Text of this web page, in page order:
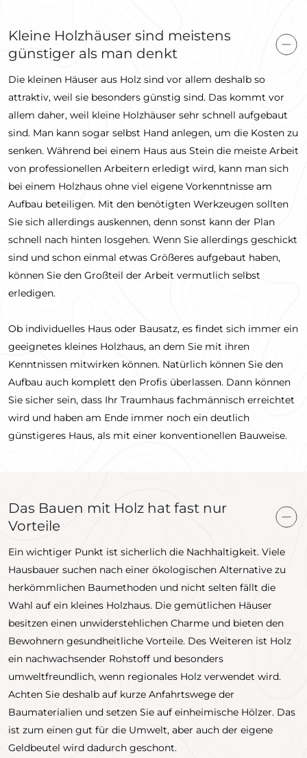
Kleine Holzhäuser sind meistens
günstiger als man denkt
Die kleinen Häuser aus Holz sind vor allem deshalb so
attraktiv, weil sie besonders günstig sind. Das kommt vor
allem daher, weil kleine Holzhäuser sehr schnell aufgebaut
sind. Man kann sogar selbst Hand anlegen, um die Kosten zu
senken. Während bei einem Haus aus Stein die meiste Arbeit
von professionellen Arbeitern erledigt wird, kann man sich
bei einem Holzhaus ohne viel eigene Vorkenntnisse am
Aufbau beteiligen. Mit den benötigten Werkzeugen sollten
Sie sich allerdings auskennen, denn sonst kann der Plan
schnell nach hinten losgehen. Wenn Sie allerdings geschickt
sind und schon einmal etwas Größeres aufgebaut haben,
können Sie den Großteil der Arbeit vermutlich selbst
erledigen.
Ob individuelles Haus oder Bausatz, es findet sich immer ein
geeignetes kleines Holzhaus, an dem Sie mit ihren
Kenntnissen mitwirken können. Natürlich können Sie den
Aufbau auch komplett den Profis überlassen. Dann können
Sie sicher sein, dass Ihr Traumhaus fachmännisch erreichtet
wird und haben am Ende immer noch ein deutlich
günstigeres Haus, als mit einer konventionellen Bauweise.
Das Bauen mit Holz hat fast nur
Vorteile
Ein wichtiger Punkt ist sicherlich die Nachhaltigkeit. Viele
Hausbauer suchen nach einer ökologischen Alternative zu
herkömmlichen Baumethoden und nicht selten fällt die
Wahl auf ein kleines Holzhaus. Die gemütlichen Häuser
besitzen einen unwiderstehlichen Charme und bieten den
Bewohnern gesundheitliche Vorteile. Des Weiteren ist Holz
ein nachwachsender Rohstoff und besonders
umweltfreundlich, wenn regionales Holz verwendet wird.
Achten Sie deshalb auf kurze Anfahrtswege der
Baumaterialien und setzen Sie auf einheimische Hölzer. Das
ist zum einen gut für die Umwelt, aber auch der eigene
Geldbeutel wird dadurch geschont.